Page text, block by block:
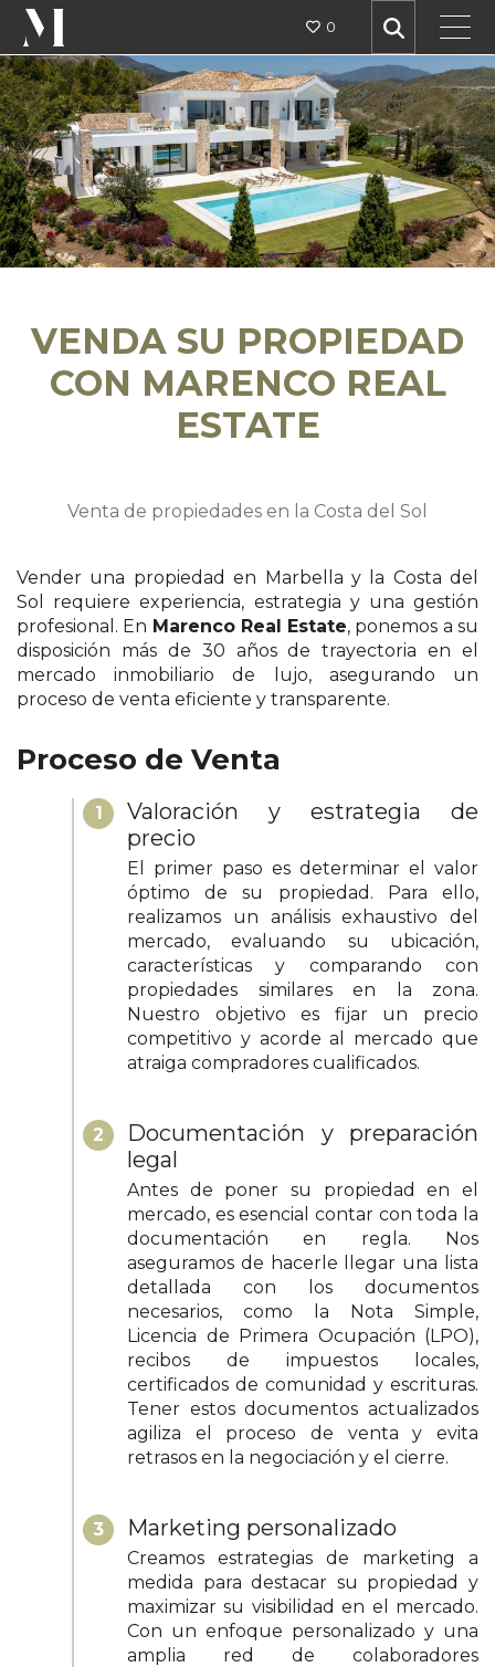
0
VENDA SU PROPIEDAD
CON MARENCO REAL
ESTATE
Venta de propiedades en la Costa del Sol
Vender una propiedad en Marbella y la Costa del
Sol requiere experiencia, estrategia y una gestión
profesional. En Marenco Real Estate, ponemos a su
disposición más de 30 años de trayectoria en el
mercado inmobiliario de lujo, asegurando un
proceso de venta eficiente y transparente.
Proceso de Venta
1
Valoración y estrategia de
precio
El primer paso es determinar el valor
óptimo de su propiedad. Para ello,
realizamos un análisis exhaustivo del
mercado, evaluando su ubicación,
características y comparando con
propiedades similares en la zona.
Nuestro objetivo es fijar un precio
competitivo y acorde al mercado que
atraiga compradores cualificados.
2
Documentación y preparación
legal
Antes de poner su propiedad en el
mercado, es esencial contar con toda la
documentación en regla. Nos
aseguramos de hacerle llegar una lista
detallada con los documentos
necesarios, como la Nota Simple,
Licencia de Primera Ocupación (LPO),
recibos de impuestos locales,
certificados de comunidad y escrituras.
Tener estos documentos actualizados
agiliza el proceso de venta y evita
retrasos en la negociación y el cierre.
3 Marketing personalizado
Creamos estrategias de marketing a
medida para destacar su propiedad y
maximizar su visibilidad en el mercado.
Con un enfoque personalizado y una
amplia red de colaboradores